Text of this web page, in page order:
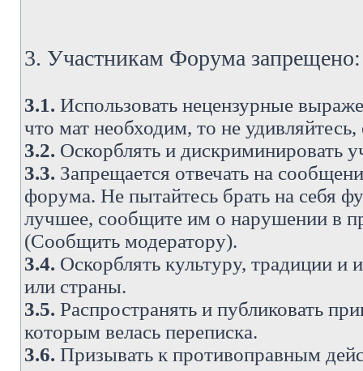
3. Участникам Форума запрещено:
3.1. Использовать нецензурные
что мат необходим, то не
3.2. Оскорблять и дискриминировать
3.3. Запрещается отвечать на
форума. Не пытайтесь брать на себя
лучшее, сообщите им о нарушении в
(Сообщить модератору).
3.4. Оскорблять культуру, традиции
или страны.
3.5. Распространять и публиковать
которым велась переписка.
3.6. Призывать к противоправным